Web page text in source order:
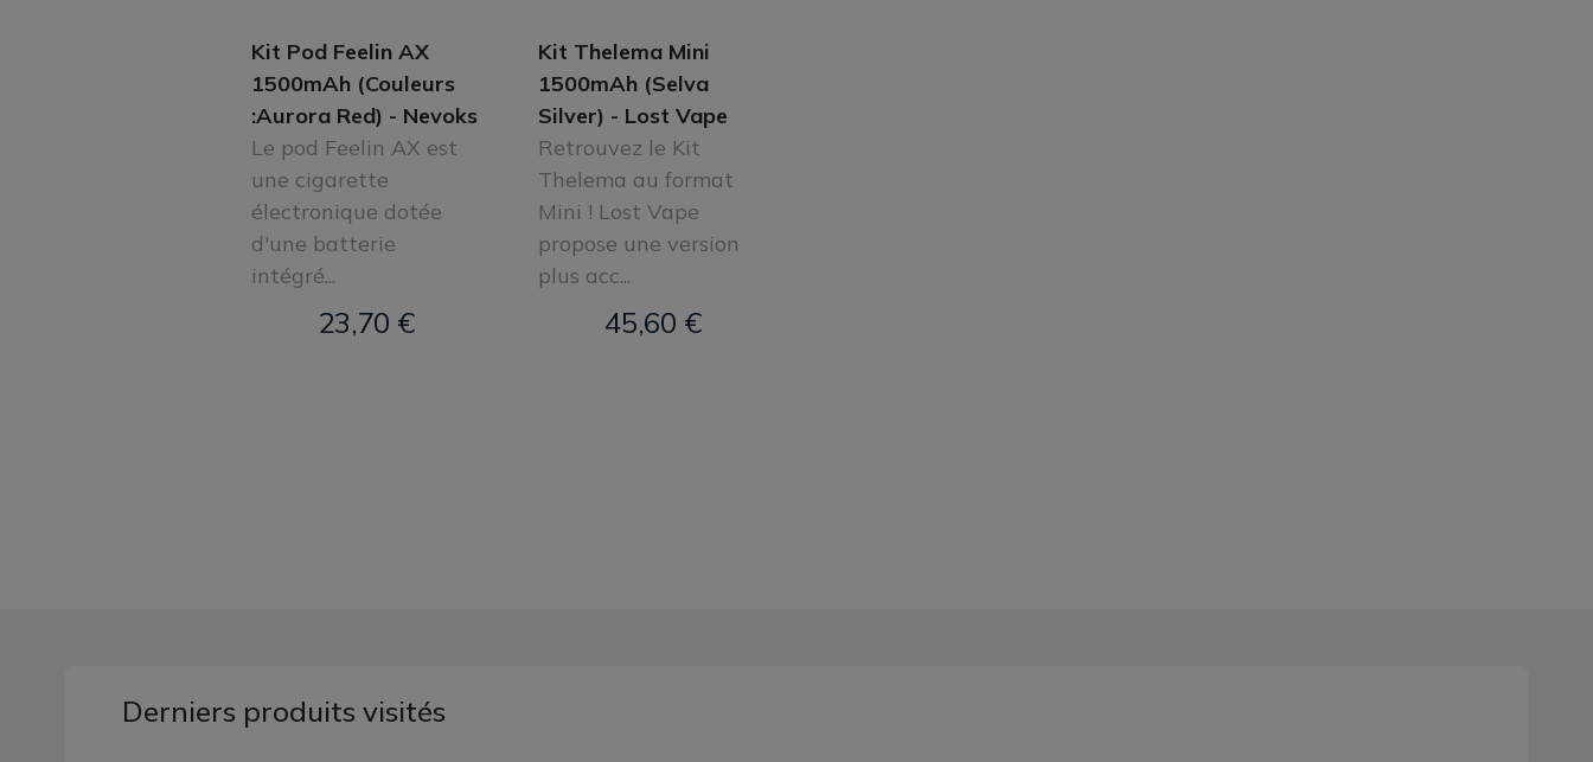
Kit Pod Feelin AX
1500mAh (Couleurs
:Aurora Red) - Nevoks
Le pod Feelin AX est
une cigarette
électronique dotée
d'une batterie
intégré...
23,70 €
Kit Thelema Mini
1500mAh (Selva
Silver) - Lost Vape
Retrouvez le Kit
Thelema au format
Mini ! Lost Vape
propose une version
plus acc...
45,60 €
Derniers produits visités